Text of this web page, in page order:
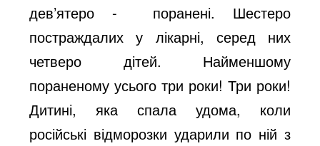
дев’ятеро - поранені. Шестеро
постраждалих у лікарні, серед них
четверо дітей. Найменшому
пораненому усього три роки! Три роки!
Дитині, яка спала удома, коли
російські відморозки ударили по ній з